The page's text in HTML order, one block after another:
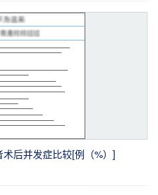
术后并发症比较[例（%）]